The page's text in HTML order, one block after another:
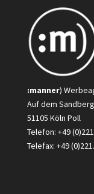
:manner)
Auf dem
51105 Köln Poll
Telefon: +49
Telefax: +49